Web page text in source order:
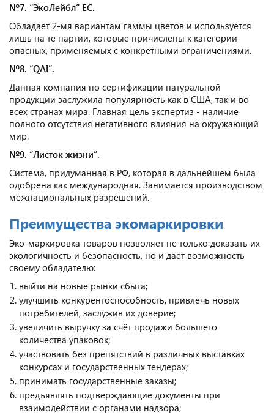
№7. “ЭкоЛейбл” ЕС.
Обладает 2-мя вариантам гаммы цветов и используется
лишь на те партии, которые причислены к категории
опасных, применяемых с конкретными ограничениями.
№8. “QAI”.
Данная компания по сертификации натуральной
продукции заслужила популярность как в США, так и во
всех странах мира. Главная цель экспертиз - наличие
полного отсутствия негативного влияния на окружающий
мир.
№9. “Листок жизни”.
Система, придуманная в РФ, которая в дальнейшем была
одобрена как международная. Занимается производством
межнациональных разрешений.
Преимущества экомаркировки
Эко-маркировка товаров позволяет не только доказать их
экологичность и безопасность, но и даёт возможность
своему обладателю:
выйти на новые рынки сбыта;
улучшить конкурентоспособность, привлечь новых
потребителей, заслужив их доверие;
увеличить выручку за счёт продажи большего
количества упаковок;
участвовать без препятствий в различных выставках
конкурсах и государственных тендерах;
принимать государственные заказы;
предъявлять подтверждающие документы при
взаимодействии с органами надзора;